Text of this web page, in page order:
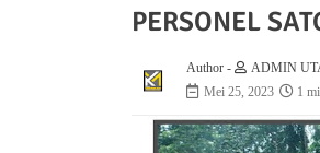
PERSONEL
Author -
ADMIN
Mei 25, 2023
1